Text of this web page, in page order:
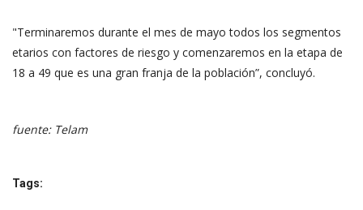
"Terminaremos durante el mes de mayo todos los segmentos
etarios con factores de riesgo y comenzaremos en la etapa de
18 a 49 que es una gran franja de la población”, concluyó.
fuente: Telam
Tags: